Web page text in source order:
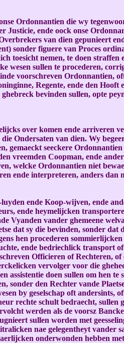
Ordonnantien die wy
Justicie, ende oock onse
van dien gepunieert
sonder figuere van Proces
toesicht nemen, te doen
wesen sullen te procederen,
voorschreven Ordonnantien,
Regente, ende den
bevinden sullen, opte
over komen ende arriveren
Ondersaten van dien. Wy
gemaeckt seeckere
vreemden Coopman, ende
welcke Ordonnantien niet
ende interpreteren, anders
ende Koop-wijven, ende
ende heymelijcken
Vyanden vander ghemeene
dat sy die bevinden, sonder
hen procederen
ende bedriechlick transport
Officieren of Rechteren,
vervolger voor die
assistentie doen sullen om hen
sonder den Rechter vande
by geselschap oft andersints,
rechte schult bedraecht, sullen
werden als de voorsz
sullen worden met
nae gelegentheyt vander
onderwonden hebben